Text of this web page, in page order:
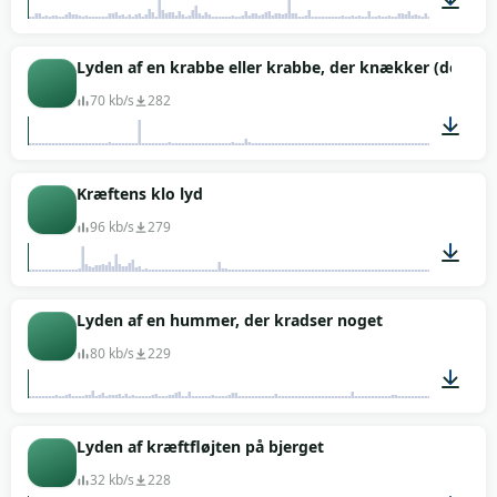
01:08
Lyden af en krabbe eller krabbe, der knækker (den
70 kb/s 282
Kræftens klo lyd
96 kb/s 279
Lyden af en hummer, der kradser noget
80 kb/s 229
Lyden af kræftfløjten på bjerget
32 kb/s 228